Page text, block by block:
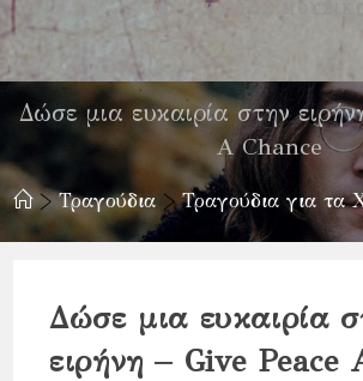
Ή ... ΚΥΡΊΩΣ
Δώσε μια ευκαιρία στην
A Chance
> Τραγούδια > Τραγούδια για τα
Δώσε μια ευκαιρία
ειρήνη – Give Peace